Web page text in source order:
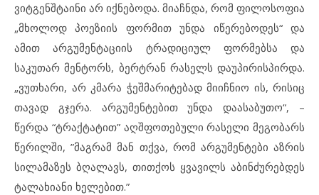
ვიტგენშტაინი არ იქნებოდა. მიაჩნდა, რომ ფილოსოფია
„მხოლოდ პოეზიის ფორმით უნდა იწერებოდეს“ და
ამით არგუმენტაციის ტრადიციულ ფორმებსა და
საკუთარ მენტორს, ბერტრან რასელს დაუპირისპირდა.
„ვუთხარი, არ კმარა ჭეშმარიტებად მიიჩნიო ის, რისიც
თავად გჯერა. არგუმენტებით უნდა დაასაბუთო“, –
წერდა “ტრაქტატით” აღშფოთებული რასელი მეგობარს
წერილში, ”მაგრამ მან თქვა, რომ არგუმენტები აზრის
სილამაზეს ბღალავს, თითქოს ყვავილს აბინძურებდეს
ტალახიანი ხელებით.”